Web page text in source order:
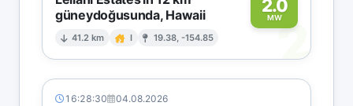
güneydoğusunda, Hawaii
41.2 km I 19.38, -154.85
2.0
MW2
16:28:30 04.08.2026